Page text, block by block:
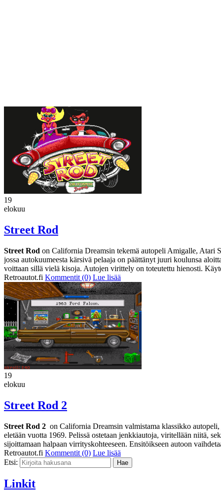
19
elokuu
Street Rod
Street Rod on California Dreamsin tekemä autopeli Amigalle,
jossa autokuumeesta kärsivä pelaaja on päättänyt juuri koulunsa
voittaan sillä vielä kisoja. Autojen virittely on toteutettu hienosti.
Retroautot.fi Kommentit (0) Lue lisää
19
elokuu
Street Rod 2
Street Rod 2 on California Dreamsin valmistama klassikko
eletään vuotta 1969. Pelissä ostetaan jenkkiautoja, viritellään niitä,
sijoittamaan halpaan virrityskohteeseen. Ensitöikseen autoon
Retroautot.fi Kommentit (0) Lue lisää
Etsi:
Linkit